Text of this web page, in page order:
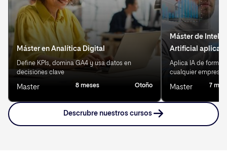
Máster en Analítica Digital
Define KPIs, domina GA4 y usa datos en
decisiones clave
Master 8 meses Otoño
Máster de
Artificial
Aplica IA de forma
cualquier empresa
Master 7
Descrubre nuestros cursos